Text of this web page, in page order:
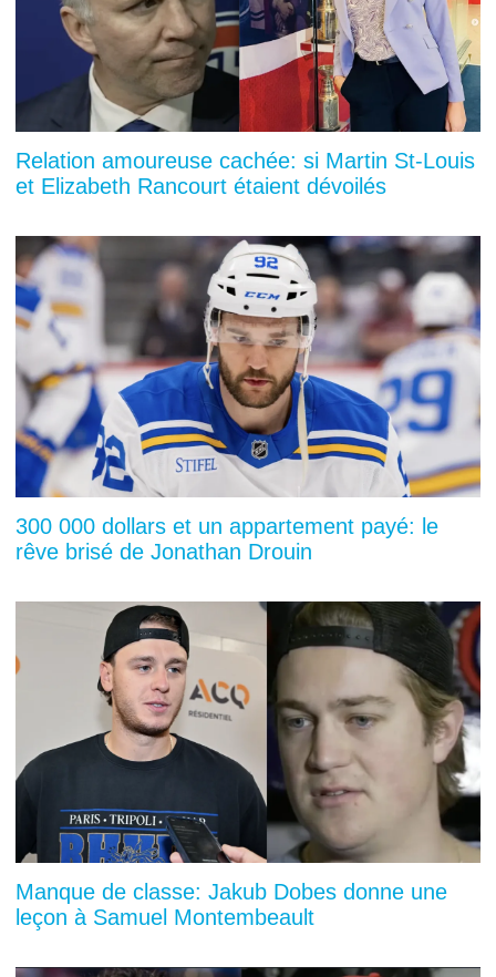
Relation amoureuse cachée: si Martin St-Louis
et Elizabeth Rancourt étaient dévoilés
300 000 dollars et un appartement payé: le
rêve brisé de Jonathan Drouin
Manque de classe: Jakub Dobes donne une
leçon à Samuel Montembeault